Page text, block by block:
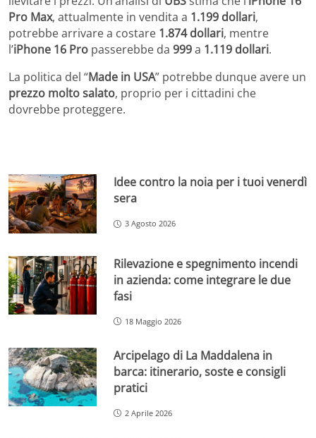
Pro Max, attualmente in vendita a 1.199 dollari,
potrebbe arrivare a costare 1.874 dollari, mentre
l’iPhone 16 Pro passerebbe da 999a 1.119 dollari.
La politica del “Made in USA” potrebbe dunque avere un
prezzo molto salato, proprio per i cittadini che
dovrebbe proteggere.
Idee contro la noia per i tuoi venerdì
sera
3 Agosto 2026
Rilevazione e spegnimento incendi
in azienda: come integrare le due
fasi
18 Maggio 2026
Arcipelago di La Maddalena in
barca: itinerario, soste e consigli
pratici
2 Aprile 2026